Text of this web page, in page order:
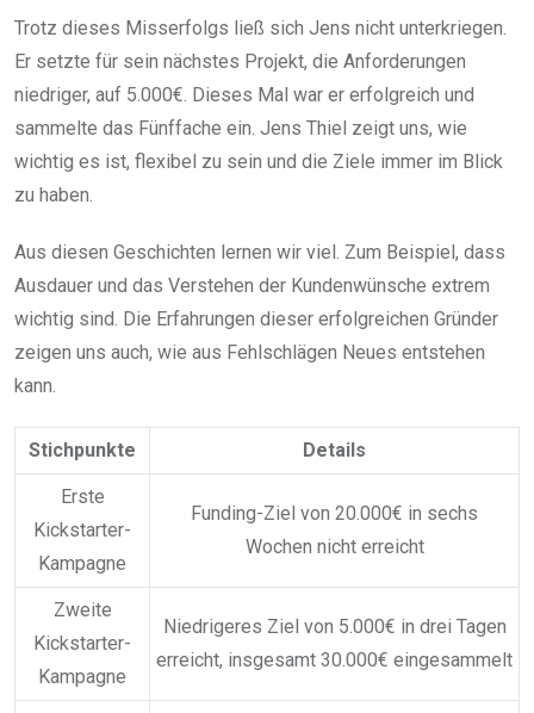
Trotz dieses Misserfolgs ließ sich Jens nicht unterkriegen.
Er setzte für sein nächstes Projekt, die Anforderungen
niedriger, auf 5.000€. Dieses Mal war er erfolgreich und
sammelte das Fünffache ein. Jens Thiel zeigt uns, wie
wichtig es ist, flexibel zu sein und die Ziele immer im Blick
zu haben.
Aus diesen Geschichten lernen wir viel. Zum Beispiel, dass
Ausdauer und das Verstehen der Kundenwünsche extrem
wichtig sind. Die Erfahrungen dieser erfolgreichen Gründer
zeigen uns auch, wie aus Fehlschlägen Neues entstehen
kann.
Stichpunkte Details
Erste
Kickstarter-
Kampagne
Funding-Ziel von 20.000€ in sechs
Wochen nicht erreicht
Zweite
Kickstarter-
Kampagne
Niedrigeres Ziel von 5.000€ in drei Tagen
erreicht, insgesamt 30.000€ eingesammelt